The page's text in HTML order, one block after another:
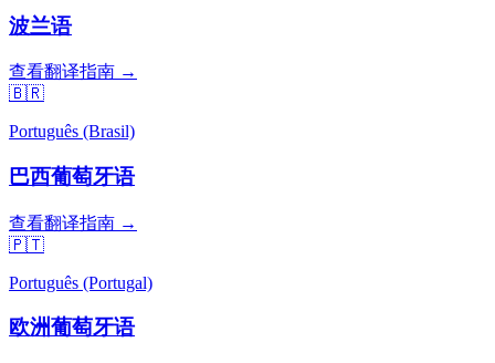
波兰语
查看翻译指南 →
🇧🇷
Português (Brasil)
巴西葡萄牙语
查看翻译指南 →
🇵🇹
Português (Portugal)
欧洲葡萄牙语